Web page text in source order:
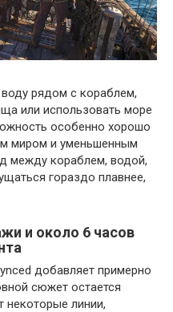
рядом с кораблем,
или использовать море
особенно хорошо
миром и уменьшенным
между кораблем, водой,
гораздо плавнее,
и около 6 часов
добавляет примерно
сюжет остается
некоторые линии,